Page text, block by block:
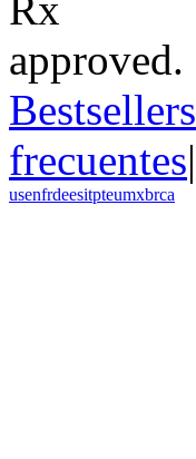
Bestsellers
frecuentes|
usenfrdeesitpteumxbrca